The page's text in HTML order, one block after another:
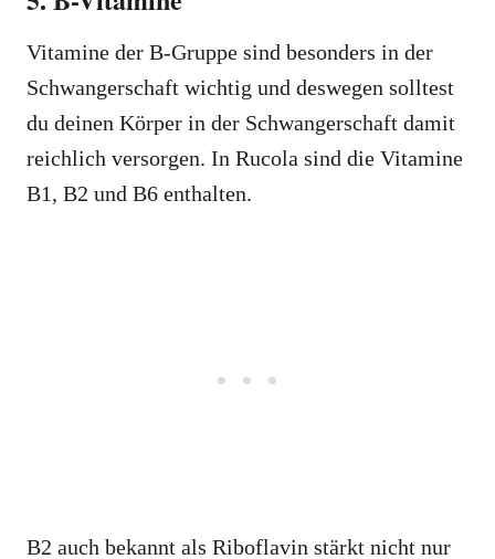
Vitamine der B-Gruppe sind besonders in der
Schwangerschaft wichtig und deswegen solltest
du deinen Körper in der Schwangerschaft damit
reichlich versorgen. In Rucola sind die Vitamine
B1, B2 und B6 enthalten.
B2 auch bekannt als Riboflavin stärkt nicht nur